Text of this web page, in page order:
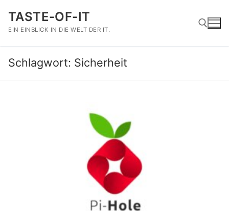
Inhalt
springen
TASTE-OF-IT
EIN EINBLICK IN DIE WELT DER IT.
Suchen nach:
Schlagwort: Sicherheit